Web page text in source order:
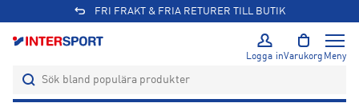
FRI FRAKT & FRIA RETURER TILL BUTIK
Logga inVarukorg Meny